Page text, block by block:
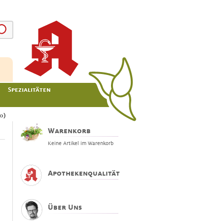
Spezialitäten
Warenkorb
Keine Artikel im Warenkorb
Apothekenqualität
Über Uns